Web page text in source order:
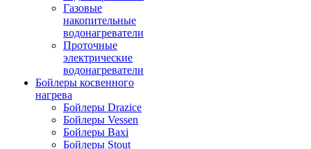
Газовые
накопительные
водонагреватели
Проточные
электрические
водонагреватели
Бойлеры косвенного
нагрева
Бойлеры Drazice
Бойлеры Vessen
Бойлеры Baxi
Бойлеры Stout